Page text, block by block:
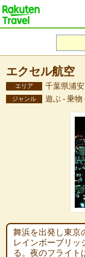
エクセル航空
エリア 千葉県浦
ジャンル 遊ぶ - 乗物
舞浜を出発し東京
レインボーブリッ
る。夜のフライト